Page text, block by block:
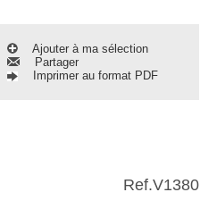
Ajouter à ma sélection
Partager
Imprimer au format PDF
Ref.V1380